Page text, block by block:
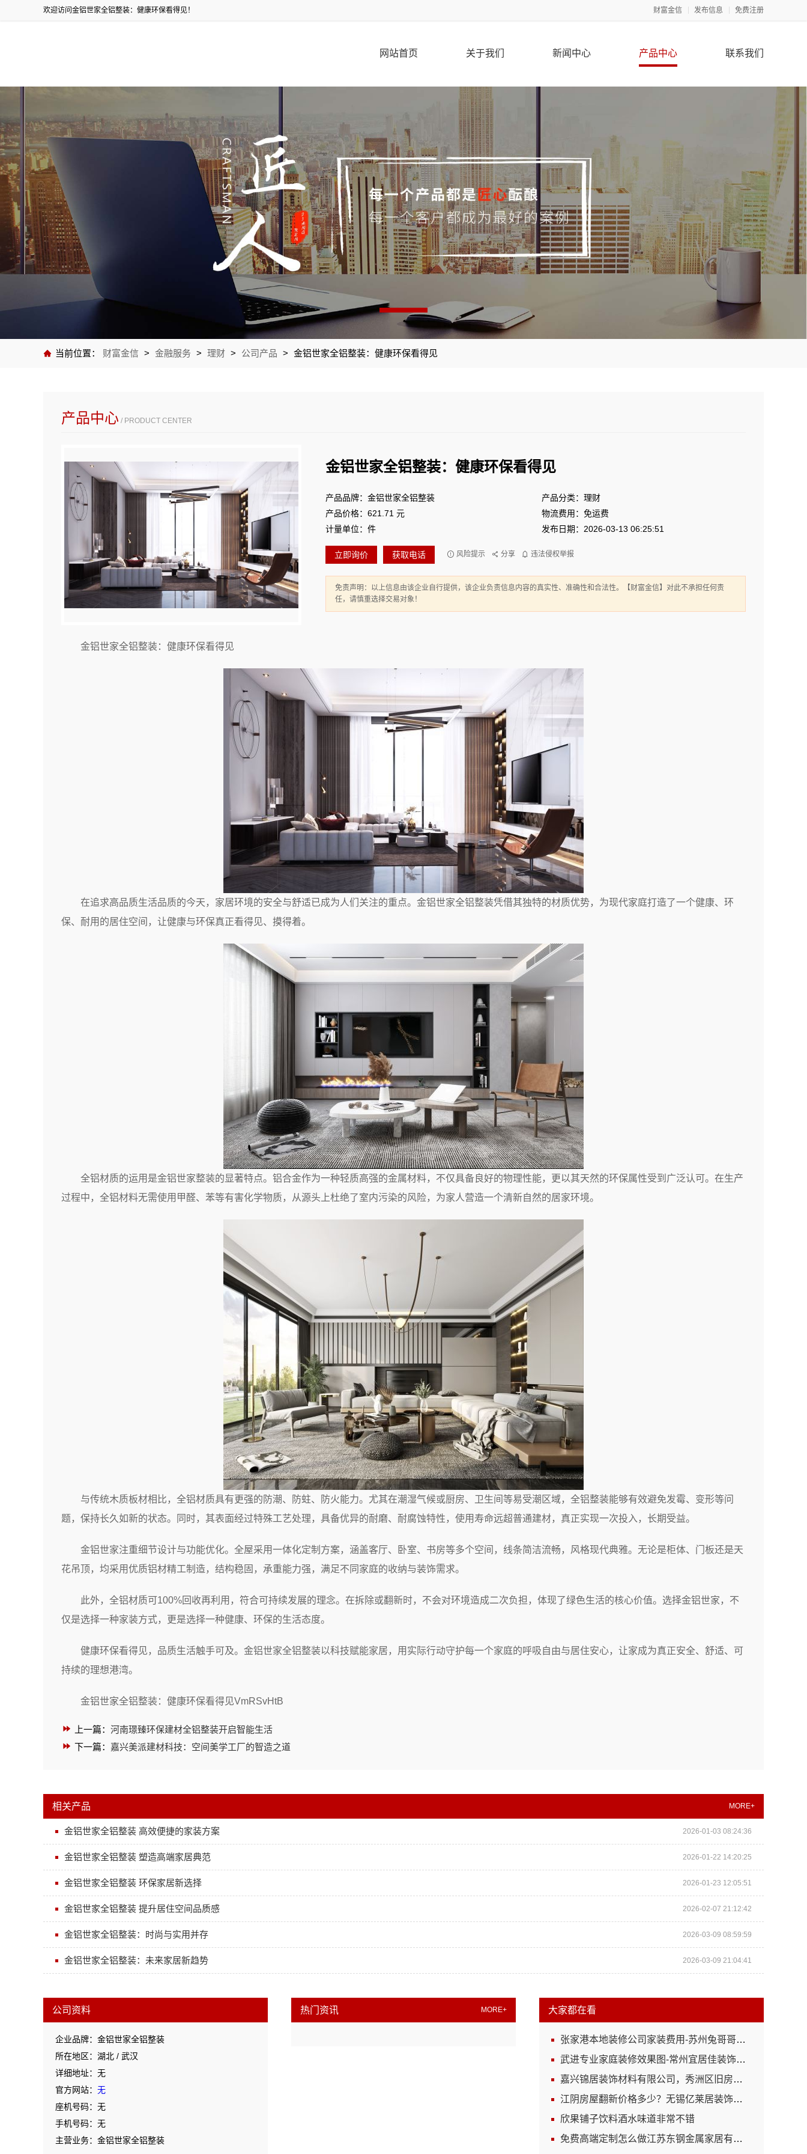
欢迎访问金铝世家全铝整装：健康环保看得见！ 财富金信 发布信息 免费注册
网站首页 关于我们 新闻中心 产品中心 联系我们
当前位置： 财富金信 > 金融服务 > 理财 > 公司产品 > 金铝世家全铝整装：健康环保看得见
产品中心 / PRODUCT CENTER
金铝世家全铝整装：健康环保看得见
产品品牌：金铝世家全铝整装
产品分类：理财
产品价格：621.71 元
物流费用：免运费
计量单位：件
发布日期：2026-03-13 06:25:51
立即询价 获取电话 风险提示 分享 违法侵权举报
免责声明：以上信息由该企业自行提供，该企业负责信息内容的真实性、准确性和合法性。【财富金信】对此不承担任何责
任，请慎重选择交易对象！
金铝世家全铝整装：健康环保看得见
在追求高品质生活品质的今天，家居环境的安全与舒适已成为人们关注的重点。金铝世家全铝整装凭借其独特的材质优势，为现代家庭打造了一个健康、环
保、耐用的居住空间，让健康与环保真正看得见、摸得着。
全铝材质的运用是金铝世家整装的显著特点。铝合金作为一种轻质高强的金属材料，不仅具备良好的物理性能，更以其天然的环保属性受到广泛认可。在生产
过程中，全铝材料无需使用甲醛、苯等有害化学物质，从源头上杜绝了室内污染的风险，为家人营造一个清新自然的居家环境。
与传统木质板材相比，全铝材质具有更强的防潮、防蛀、防火能力。尤其在潮湿气候或厨房、卫生间等易受潮区域，全铝整装能够有效避免发霉、变形等问
题，保持长久如新的状态。同时，其表面经过特殊工艺处理，具备优异的耐磨、耐腐蚀特性，使用寿命远超普通建材，真正实现一次投入，长期受益。
金铝世家注重细节设计与功能优化。全屋采用一体化定制方案，涵盖客厅、卧室、书房等多个空间，线条简洁流畅，风格现代典雅。无论是柜体、门板还是天
花吊顶，均采用优质铝材精工制造，结构稳固，承重能力强，满足不同家庭的收纳与装饰需求。
此外，全铝材质可100%回收再利用，符合可持续发展的理念。在拆除或翻新时，不会对环境造成二次负担，体现了绿色生活的核心价值。选择金铝世家，不
仅是选择一种家装方式，更是选择一种健康、环保的生活态度。
健康环保看得见，品质生活触手可及。金铝世家全铝整装以科技赋能家居，用实际行动守护每一个家庭的呼吸自由与居住安心，让家成为真正安全、舒适、可
持续的理想港湾。
金铝世家全铝整装：健康环保看得见VmRSvHtB
上一篇： 河南璟臻环保建材全铝整装开启智能生活
下一篇： 嘉兴美派建材科技：空间美学工厂的智造之道
相关产品 MORE+
金铝世家全铝整装 高效便捷的家装方案 2026-01-03 08:24:36
金铝世家全铝整装 塑造高端家居典范 2026-01-22 14:20:25
金铝世家全铝整装 环保家居新选择 2026-01-23 12:05:51
金铝世家全铝整装 提升居住空间品质感 2026-02-07 21:12:42
金铝世家全铝整装：时尚与实用并存 2026-03-09 08:59:59
金铝世家全铝整装：未来家居新趋势 2026-03-09 21:04:41
公司资料
企业品牌：金铝世家全铝整装
所在地区：湖北 / 武汉
详细地址：无
官方网站： 无
座机号码：无
手机号码：无
主营业务：金铝世家全铝整装
热门资讯 MORE+ 大家都在看
张家港本地装修公司家装费用-苏州兔哥哥智装新材料有限公司全包
武进专业家庭装修效果图-常州宜居佳装饰本土设计案例鉴赏
嘉兴锦居装饰材料有限公司，秀洲区旧房翻新室内设计哪家好
江阴房屋翻新价格多少？无锡亿莱居装饰工程材料有限公司全流程品控
欣果铺子饮料酒水味道非常不错
免费高端定制怎么做江苏东钢金属家居有限公司